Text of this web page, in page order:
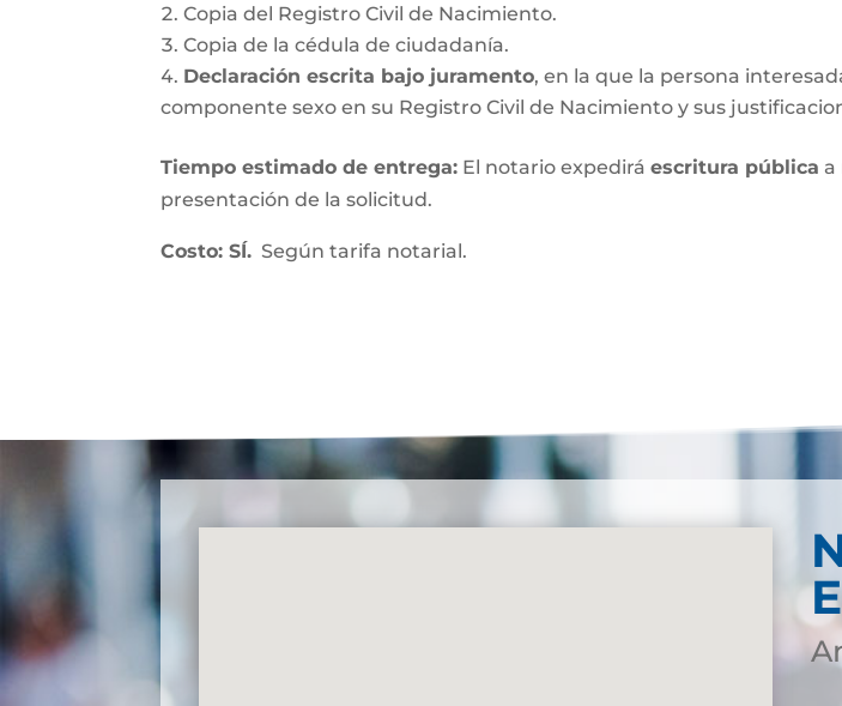
Copia del Registro Civil de Nacimiento.
Copia de la cédula de ciudadanía.
Declaración escrita bajo juramento, en la que la persona
componente sexo en su Registro Civil de Nacimiento y sus
Tiempo estimado de entrega: El notario expediráescritura pública a
presentación de la solicitud.
Costo: SÍ. Según tarifa notarial.